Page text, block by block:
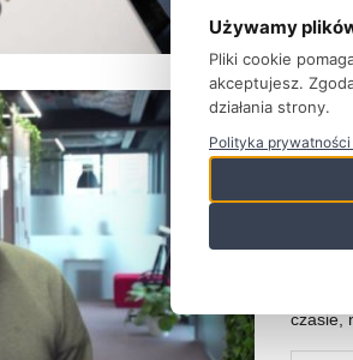
PRZEZ
czasie,
Używamy
Pliki cookie
akceptujesz.
działania strony.
Polityka